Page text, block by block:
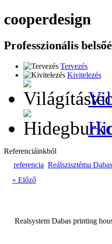
cooperdesign
Professzionális
Tervezés
Kivitelezés
Referenciáinkból
referencia Reálszisztéma
« Előző
Realsystem Dabas printing